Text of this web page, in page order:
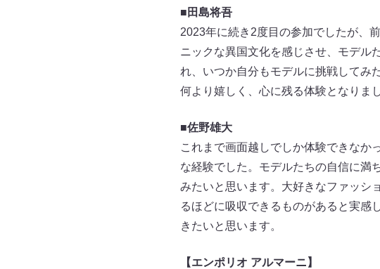
■田島将吾
2023年に続き2度目の参加でしたが、
ニックな異国文化を感じさせ、モデル
れ、いつか自分もモデルに挑戦してみ
何より嬉しく、心に残る体験となりまし
■佐野雄大
これまで画面越しでしか体験できなか
な経験でした。モデルたちの自信に満
みたいと思います。大好きなファッシ
るほどに吸収できるものがあると実感
きたいと思います。
【エンポリオ アルマーニ】